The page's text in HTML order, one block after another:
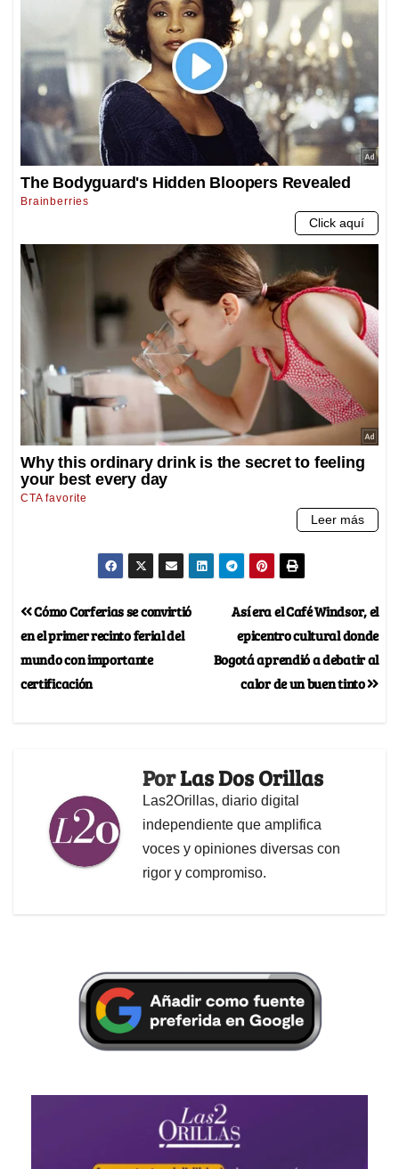
Así era el Café Windsor, el
epicentro cultural donde
Bogotá aprendió a debatir al
calor de un buen tinto
Cómo Corferias se convirtió
en el primer recinto ferial del
mundo con importante
certificación
PorLas Dos Orillas
Las2Orillas, diario digital
independiente que amplifica
voces y opiniones diversas con
rigor y compromiso.